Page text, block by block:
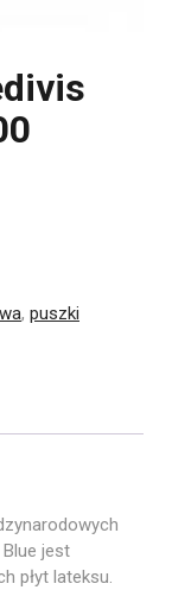
, puszki
jest
płyt lateksu.